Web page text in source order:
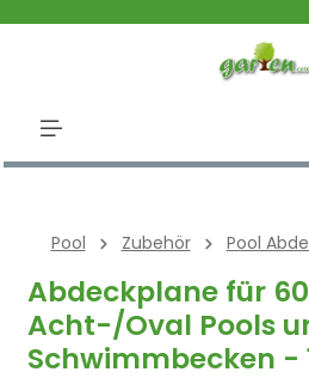
Pool Zubehör Pool
Abdeckplane für
Acht-/Oval Pools
Schwimmbecken -